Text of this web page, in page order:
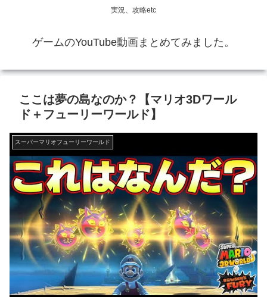
実況、攻略etc
ゲームのYouTube動画まとめてみました。
ここは夢の島なのか？【マリオ3Dワール
ド＋フューリーワールド】
スーパーマリオフューリーワールド